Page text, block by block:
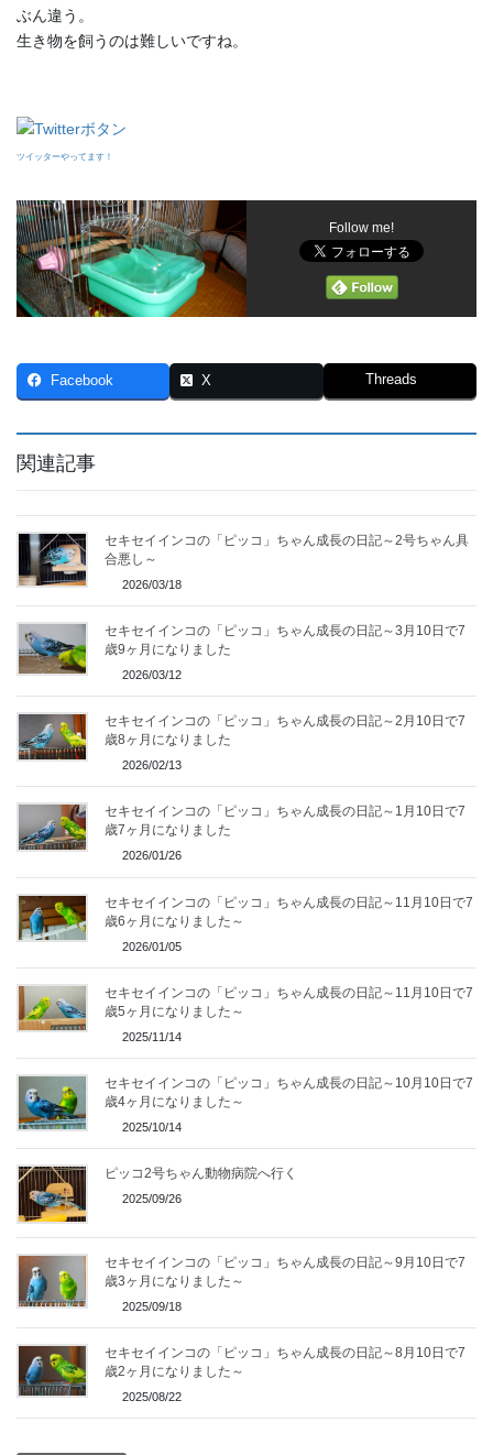
ぶん違う。
生き物を飼うのは難しいですね。
ツイッターやってます！
Follow me!
Facebook X Threads
関連記事
セキセイインコの「ピッコ」ちゃん成長の日記～2号ちゃん具
合悪し～
2026/03/18
セキセイインコの「ピッコ」ちゃん成長の日記～3月10日で7
歳9ヶ月になりました
2026/03/12
セキセイインコの「ピッコ」ちゃん成長の日記～2月10日で7
歳8ヶ月になりました
2026/02/13
セキセイインコの「ピッコ」ちゃん成長の日記～1月10日で7
歳7ヶ月になりました
2026/01/26
セキセイインコの「ピッコ」ちゃん成長の日記～11月10日で7
歳6ヶ月になりました～
2026/01/05
セキセイインコの「ピッコ」ちゃん成長の日記～11月10日で7
歳5ヶ月になりました～
2025/11/14
セキセイインコの「ピッコ」ちゃん成長の日記～10月10日で7
歳4ヶ月になりました～
2025/10/14
ピッコ2号ちゃん動物病院へ行く
2025/09/26
セキセイインコの「ピッコ」ちゃん成長の日記～9月10日で7
歳3ヶ月になりました～
2025/09/18
セキセイインコの「ピッコ」ちゃん成長の日記～8月10日で7
歳2ヶ月になりました～
2025/08/22